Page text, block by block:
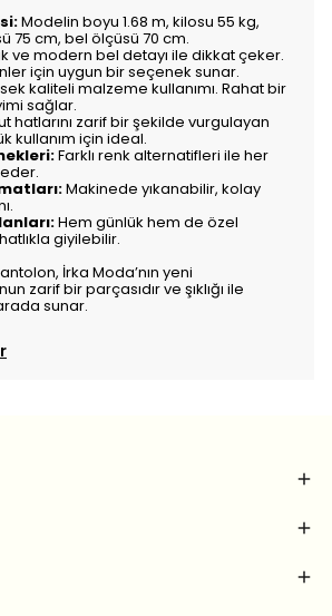
Modelin boyu 1.68 m, kilosu 55 kg,
75 cm, bel ölçüsü 70 cm.
ve modern bel detayı ile dikkat çeker.
için uygun bir seçenek sunar.
kaliteli malzeme kullanımı. Rahat bir
sağlar.
hatlarını zarif bir şekilde vurgulayan
kullanım için ideal.
Farklı renk alternatifleri ile her
Makinede yıkanabilir, kolay
Hem günlük hem de özel
giyilebilir.
İrka Moda’nın yeni
zarif bir parçasıdır ve şıklığı ile
sunar.